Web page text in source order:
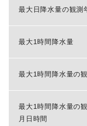
最大日降水量の観測
最大1時間降水量
最大1時間降水量の
最大1時間降水量の
月日時間